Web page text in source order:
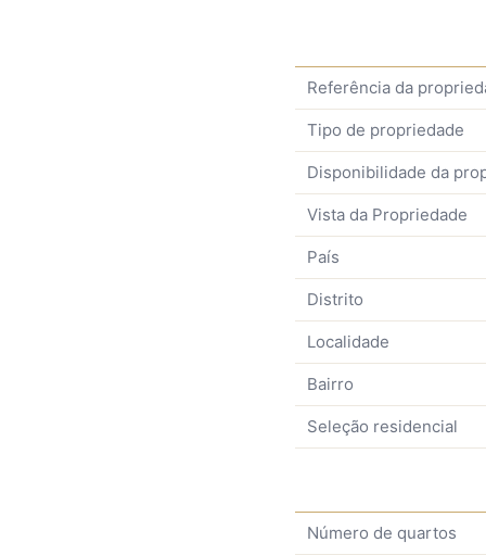
Referência da
Tipo de propriedade
Disponibilidade da
Vista da Propriedade
País
Distrito
Localidade
Bairro
Seleção residencial
Número de quartos